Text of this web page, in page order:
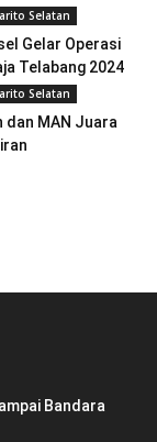
Selatan
Gelar Operasi
Telabang 2024
Selatan
dan MAN Juara
Bandara